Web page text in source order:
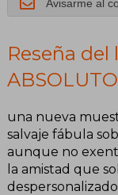
Avisarme al
Reseña del
una nueva
salvaje fábula
aunque no
la amistad que